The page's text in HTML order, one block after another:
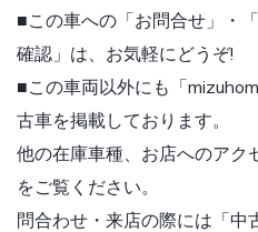
■この車への「お問合せ」・
確認」は、お気軽にどうぞ!
■この車両以外にも「
古車を掲載しております。
他の在庫車種、お店へのアク
をご覧ください。
問合わせ・来店の際には「中